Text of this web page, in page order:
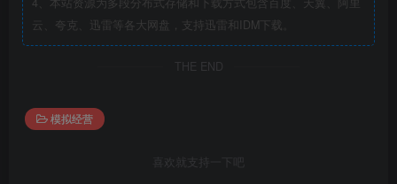
云、夸克、迅雷等各大网盘，支持迅雷和IDM下载。
THE END
模拟经营
喜欢就支持一下吧